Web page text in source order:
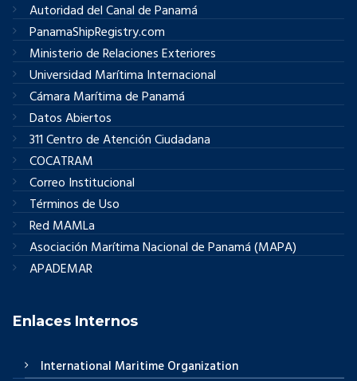
Autoridad del Canal de Panamá
PanamaShipRegistry.com
Ministerio de Relaciones Exteriores
Universidad Marítima Internacional
Cámara Marítima de Panamá
Datos Abiertos
311 Centro de Atención Ciudadana
COCATRAM
Correo Institucional
Términos de Uso
Red MAMLa
Asociación Marítima Nacional de Panamá (MAPA)
APADEMAR
Enlaces Internos
International Maritime Organization